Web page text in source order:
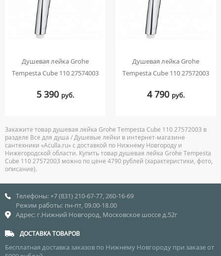
Душевая лейка Grohe
Tempesta Cube 110 27574003
5 390 руб.
Душевая лейка Grohe
Tempesta Cube 110 27572003
4 790 руб.
Закажите товар душевая лейка Grohe Tempesta Cube 110 27572003 в
разделе Все для душа / Душевые лейки в интернет-магазине
сантехники «Aculla.ru» с доставкой по Нижнему Новгороду и
Нижегородской области. Купить товар душевая лейка Grohe Tempesta
Cube 110 27572003 можно по цене 4790 рублей (характеристики, фото,
описание).
Телефоны: +7 (831) 210-67-77, 260-16-69
Режим работы: пн-пт, 09.00-18.00
Адрес: г.Нижний Новгород, Московское шоссе д.52г
ДОСТАВКА ТОВАРОВ
Бесплатная доставка заказов по Нижнему Новгороду при заказе от